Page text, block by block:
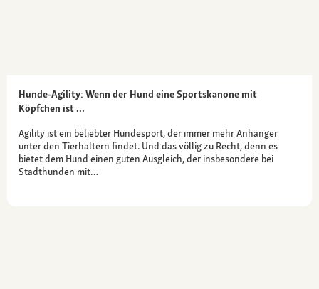
Hunde-Agility: Wenn der Hund eine Sportskanone mit
Köpfchen ist …
Agility ist ein beliebter Hundesport, der immer mehr Anhänger
unter den Tierhaltern findet. Und das völlig zu Recht, denn es
bietet dem Hund einen guten Ausgleich, der insbesondere bei
Stadthunden mit…